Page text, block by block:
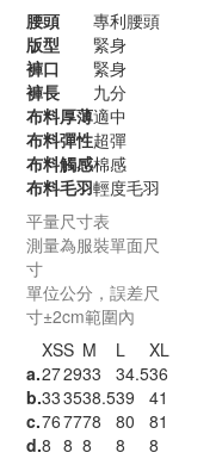
腰頭
專利腰頭
版型
緊身
褲口
緊身
褲長
九分
布料厚薄適中
布料彈性超彈
布料觸感棉感
布料毛羽輕度毛羽
平量尺寸表
測量為服裝單面尺
寸
單位公分，誤差尺
寸±2cm範圍內
XSS M L
XL
a.272933 34.536
b.333538.539
41
c.767778 80
81
d.8 8 8 8 8